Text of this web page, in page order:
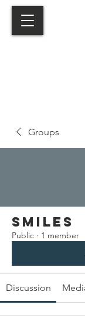
Groups
Smiles
Public · 1 member
Discussion